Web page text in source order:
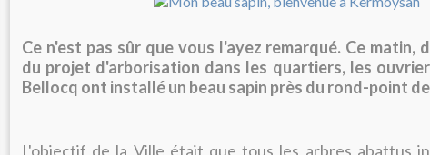
Ce n'est pas sûr que vous l'ayez remarqué. Ce matin,
du projet d'arborisation dans les quartiers, les
Bellocq ont installé un beau sapin près du rond-point
L'objectif de la Ville était que tous les arbres abattus